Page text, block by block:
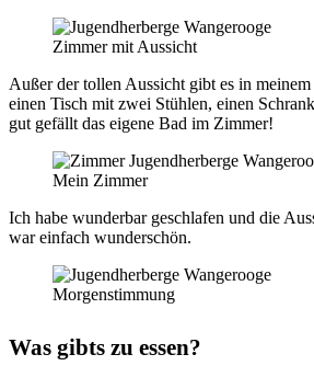
Zimmer mit Aussicht
Außer der tollen Aussicht gibt es in
einen Tisch mit zwei Stühlen, einen
gut gefällt das eigene Bad im Zimmer!
Mein Zimmer
Ich habe wunderbar geschlafen und die
war einfach wunderschön.
Morgenstimmung
Was gibts zu essen?